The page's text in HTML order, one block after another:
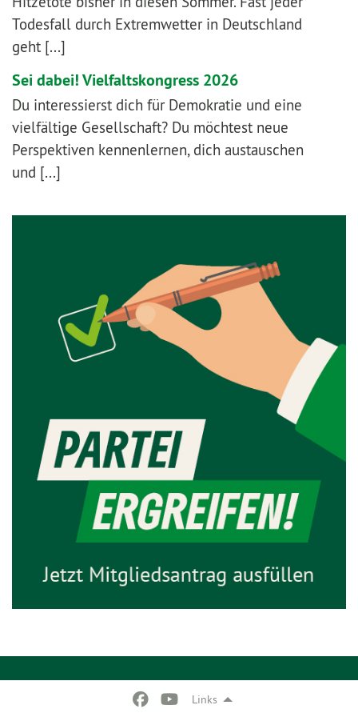
Links
Todesfall durch Extremwetter in Deutschland
geht [...]
Sei dabei! Vielfaltskongress 2026
Du interessierst dich für Demokratie und eine
vielfältige Gesellschaft? Du möchtest neue
Perspektiven kennenlernen, dich austauschen
und [...]